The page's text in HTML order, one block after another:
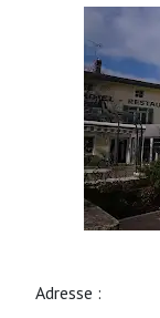
Adresse :